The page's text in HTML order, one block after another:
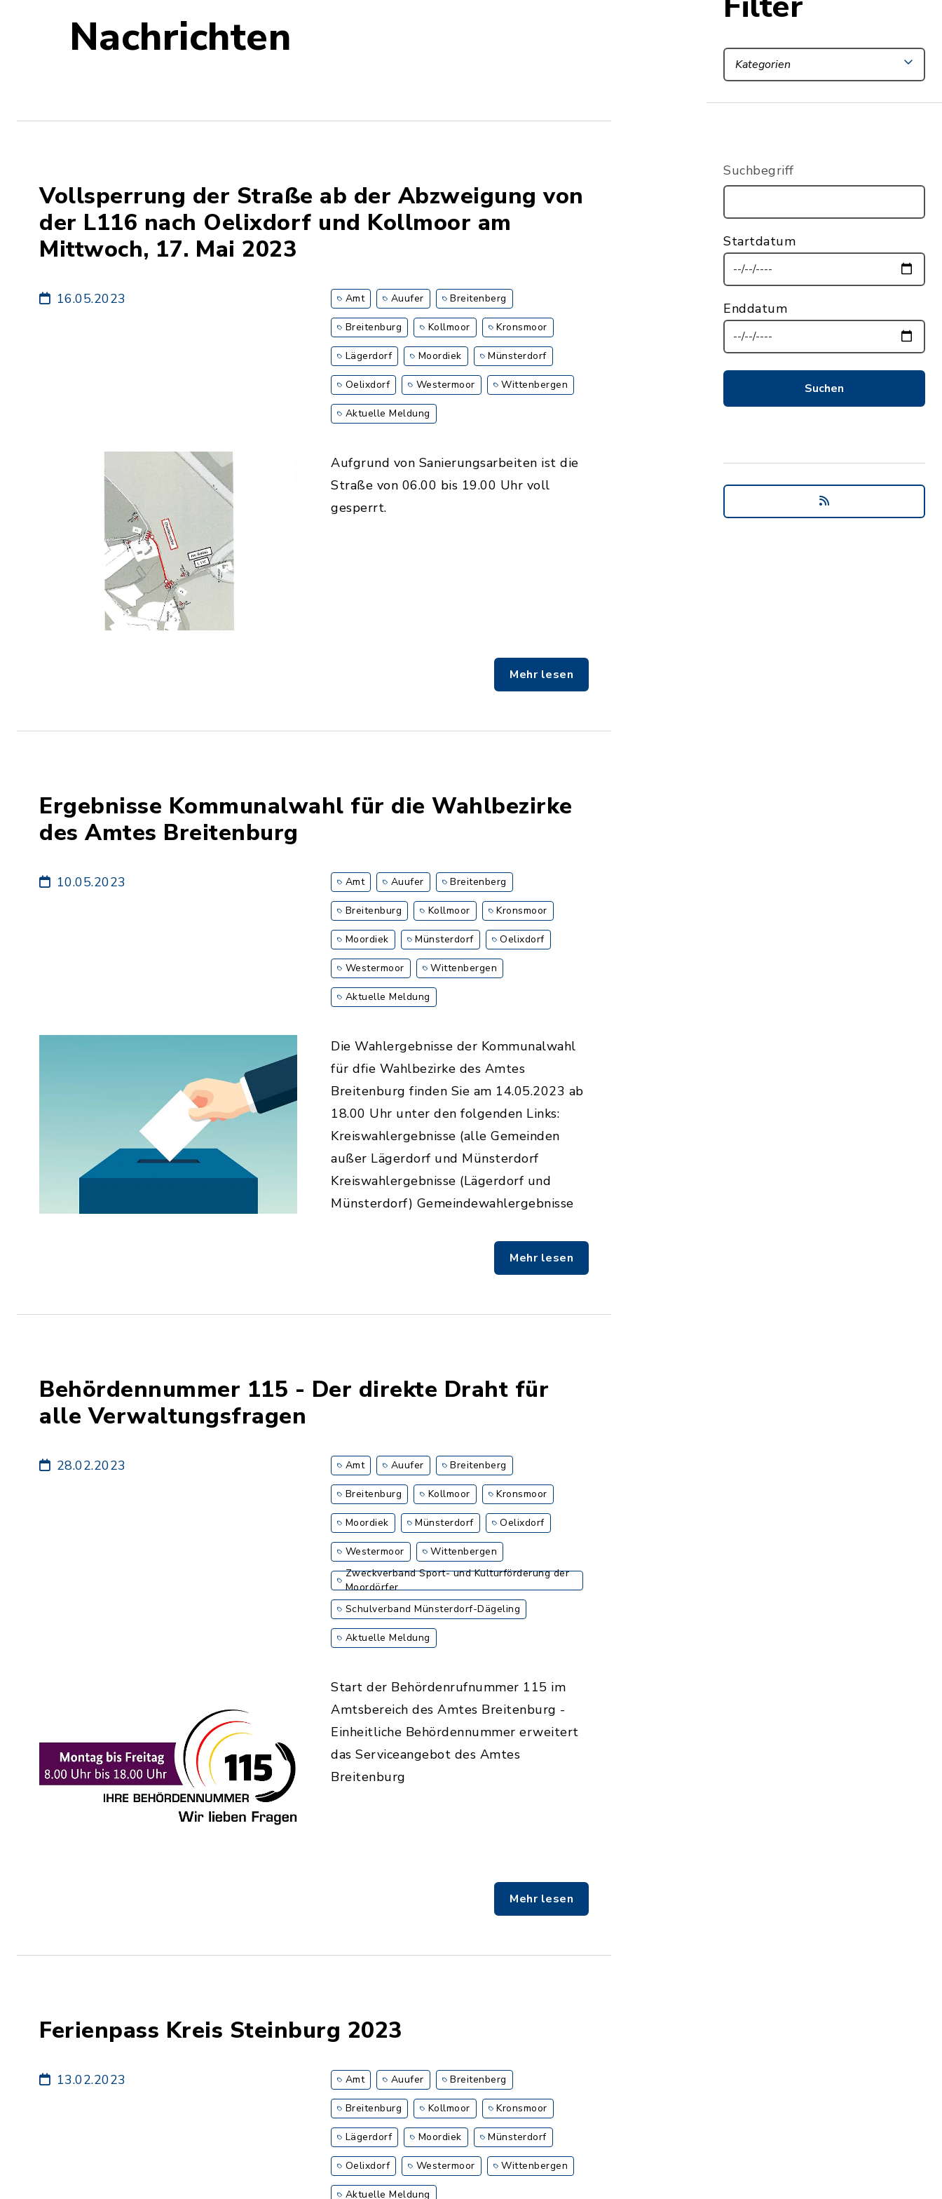
Nachrichten
Vollsperrung der Straße ab der Abzweigung von
der L116 nach Oelixdorf und Kollmoor am
Mittwoch, 17. Mai 2023
16.05.2023 Amt Auufer Breitenberg
Breitenburg Kollmoor Kronsmoor
Lägerdorf Moordiek Münsterdorf
Oelixdorf Westermoor Wittenbergen
Aktuelle Meldung
Aufgrund von Sanierungsarbeiten ist die
Straße von 06.00 bis 19.00 Uhr voll
gesperrt.
Mehr lesen
Ergebnisse Kommunalwahl für die Wahlbezirke
des Amtes Breitenburg
10.05.2023 Amt Auufer Breitenberg
Breitenburg Kollmoor Kronsmoor
Moordiek Münsterdorf Oelixdorf
Westermoor Wittenbergen
Aktuelle Meldung
Die Wahlergebnisse der Kommunalwahl
für dfie Wahlbezirke des Amtes
Breitenburg finden Sie am 14.05.2023 ab
18.00 Uhr unter den folgenden Links:
Kreiswahlergebnisse (alle Gemeinden
außer Lägerdorf und Münsterdorf
Kreiswahlergebnisse (Lägerdorf und
Münsterdorf) Gemeindewahlergebnisse
Mehr lesen
Behördennummer 115 - Der direkte Draht für
alle Verwaltungsfragen
28.02.2023 Amt Auufer Breitenberg
Breitenburg Kollmoor Kronsmoor
Moordiek Münsterdorf Oelixdorf
Westermoor
Wittenbergen
Zweckverband Sport- und Kulturförderung der
Moordörfer
Schulverband Münsterdorf-Dägeling
Aktuelle Meldung
Start der Behördenrufnummer 115 im
Amtsbereich des Amtes Breitenburg -
Einheitliche Behördennummer erweitert
das Serviceangebot des Amtes
Breitenburg
Mehr lesen
Ferienpass Kreis Steinburg 2023
13.02.2023 Amt Auufer Breitenberg
Breitenburg Kollmoor Kronsmoor
Lägerdorf Moordiek Münsterdorf
Oelixdorf Westermoor Wittenbergen
Aktuelle Meldung
Kategorien
Suchbegriff
Startdatum
Enddatum